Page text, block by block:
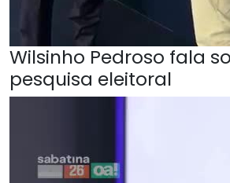
Wilsinho Pedroso fala
pesquisa eleitoral